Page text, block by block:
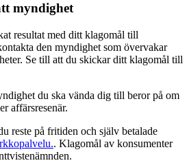
myndighet
resultat med ditt klagomål till
den myndighet som övervakar
Se till att du skickar ditt klagomål till
du ska vända dig till beror på om
affärsresenär.
reste på fritiden och själv betalade
. Klagomål av konsumenter